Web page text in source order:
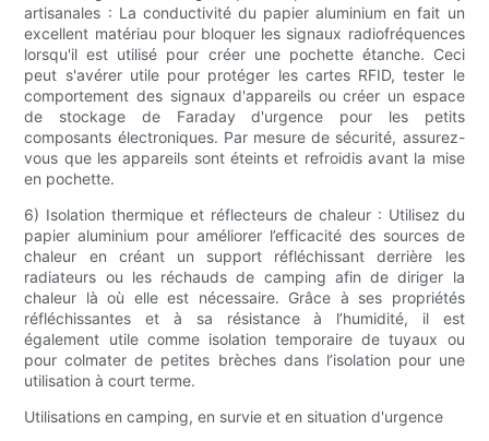
artisanales : La conductivité du papier aluminium en fait un
excellent matériau pour bloquer les signaux radiofréquences
lorsqu'il est utilisé pour créer une pochette étanche. Ceci
peut s'avérer utile pour protéger les cartes RFID, tester le
comportement des signaux d'appareils ou créer un espace
de stockage de Faraday d'urgence pour les petits
composants électroniques. Par mesure de sécurité, assurez-
vous que les appareils sont éteints et refroidis avant la mise
en pochette.
6) Isolation thermique et réflecteurs de chaleur : Utilisez du
papier aluminium pour améliorer l’efficacité des sources de
chaleur en créant un support réfléchissant derrière les
radiateurs ou les réchauds de camping afin de diriger la
chaleur là où elle est nécessaire. Grâce à ses propriétés
réfléchissantes et à sa résistance à l’humidité, il est
également utile comme isolation temporaire de tuyaux ou
pour colmater de petites brèches dans l’isolation pour une
utilisation à court terme.
Utilisations en camping, en survie et en situation d'urgence